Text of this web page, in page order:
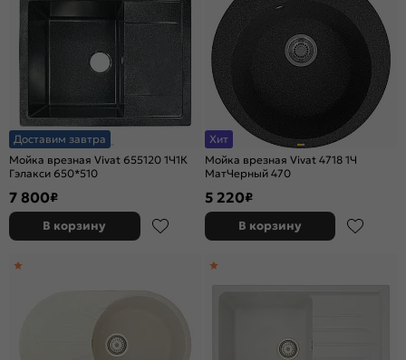
Доставим завтра
Мойка врезная Vivat 655120 1Ч1К
Гэлакси 650*510
7 800₽
В корзину
Хит
Мойка врезная Vivat 4718 1Ч
МатЧерный 470
5 220₽
В корзину